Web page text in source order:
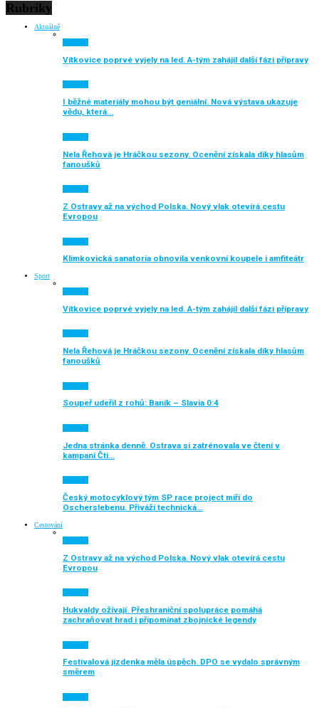
Rubriky
Aktuálně
Vítkovice poprvé vyjely na led. A-tým zahájil další fázi přípravy
I běžné materiály mohou být geniální. Nová výstava ukazuje
vědu, která…
Nela Řehová je Hráčkou sezony. Ocenění získala díky hlasům
fanoušků
Z Ostravy až na východ Polska. Nový vlak otevírá cestu
Evropou
Klimkovická sanatoria obnovila venkovní koupele i amfiteátr
Sport
Vítkovice poprvé vyjely na led. A-tým zahájil další fázi přípravy
Nela Řehová je Hráčkou sezony. Ocenění získala díky hlasům
fanoušků
Soupeř udeřil z rohů: Baník – Slavia 0:4
Jedna stránka denně. Ostrava si zatrénovala ve čtení v
kampani Čti…
Český motocyklový tým SP race project míří do
Oscherslebenu. Přiváží technická…
Cestování
Z Ostravy až na východ Polska. Nový vlak otevírá cestu
Evropou
Hukvaldy ožívají. Přeshraniční spolupráce pomáhá
zachraňovat hrad i připomínat zbojnické legendy
Festivalová jízdenka měla úspěch. DPO se vydalo správným
směrem